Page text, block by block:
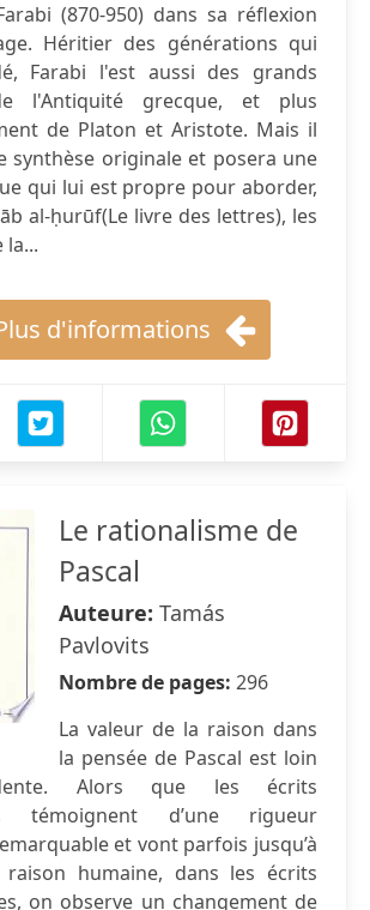
(870-950) dans sa réflexion
Héritier des générations qui
Farabi l'est aussi des grands
l'Antiquité grecque, et plus
de Platon et Aristote. Mais il
synthèse originale et posera une
qui lui est propre pour aborder,
al-ḥurūf(Le livre des lettres), les
la...
d'informations
Le rationalisme de
Pascal
Auteure: Tamás
Pavlovits
Nombre de pages: 296
La valeur de la raison dans
la pensée de Pascal est loin
Alors que les écrits
témoignent d’une rigueur
et vont parfois jusqu’à
humaine, dans les écrits
on observe un changement de